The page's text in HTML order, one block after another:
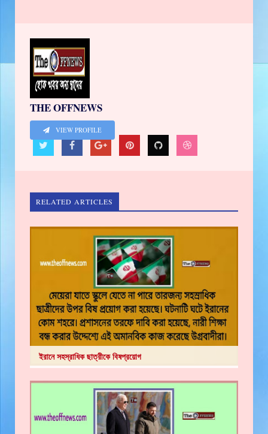
THE OFFNEWS
VIEW PROFILE
RELATED ARTICLES
ইরানে সহস্রাধিক ছাত্রীকে বিষপ্রয়োগ